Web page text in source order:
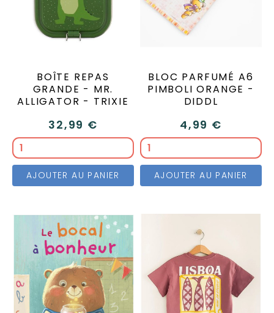
BOÎTE REPAS
GRANDE - MR.
ALLIGATOR - TRIXIE
32,99 €
AJOUTER AU PANIER
BLOC PARFUMÉ A6
PIMBOLI ORANGE -
DIDDL
4,99 €
AJOUTER AU PANIER